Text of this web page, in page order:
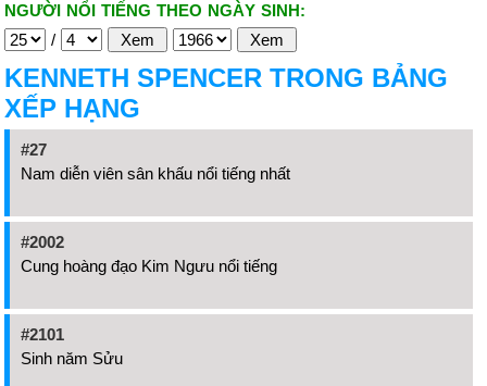
NGƯỜI NỔI TIẾNG THEO NGÀY SINH:
/
KENNETH SPENCER TRONG BẢNG
XẾP HẠNG
#27
Nam diễn viên sân khấu nổi tiếng nhất
#2002
Cung hoàng đạo Kim Ngưu nổi tiếng
#2101
Sinh năm Sửu